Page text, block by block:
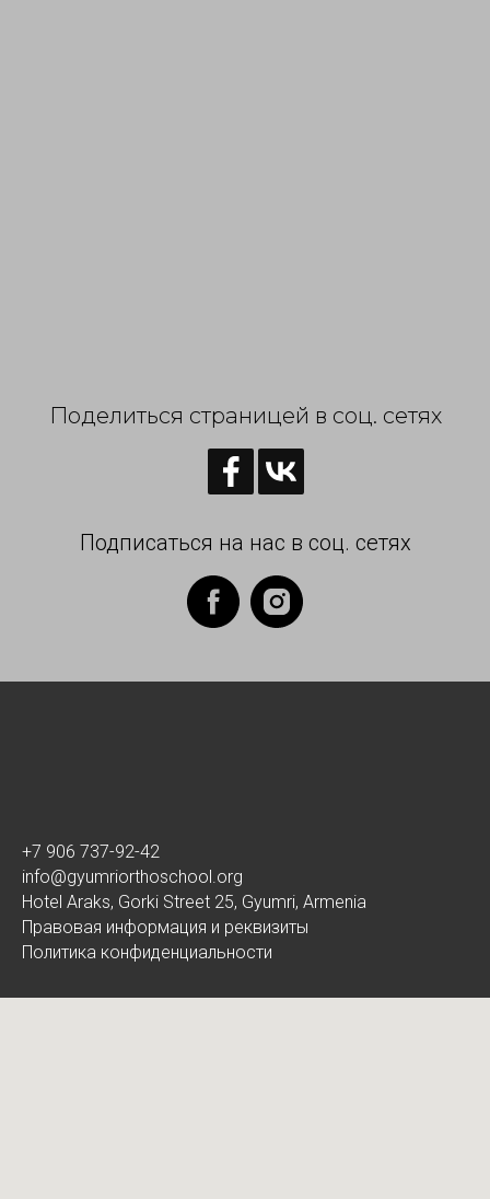
Поделиться страницей в соц. сетях
Подписаться на нас в соц. сетях
+7 906 737-92-42
info@gyumriorthoschool.org
Hotel Araks, Gorki Street 25, Gyumri, Armenia
Правовая информация и реквизиты
Политика конфиденциальности